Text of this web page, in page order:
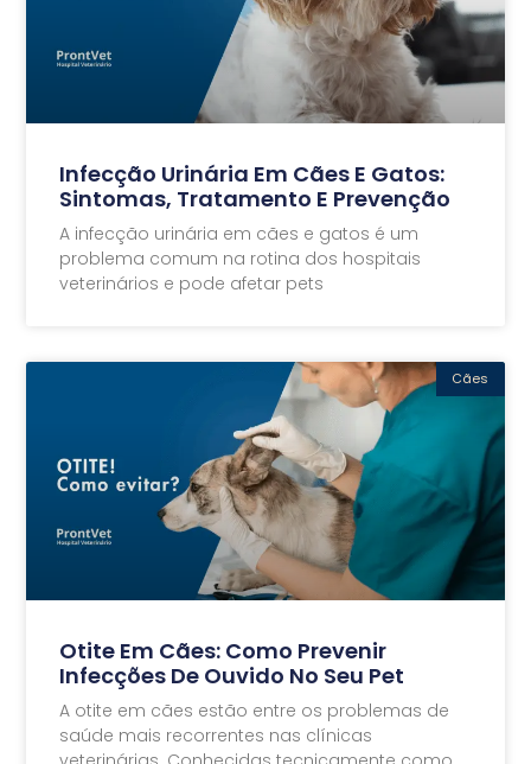
Infecção Urinária Em Cães E Gatos:
Sintomas, Tratamento E Prevenção
A infecção urinária em cães e gatos é um
problema comum na rotina dos hospitais
veterinários e pode afetar pets
Cães
Otite Em Cães: Como Prevenir
Infecções De Ouvido No Seu Pet
A otite em cães estão entre os problemas de
saúde mais recorrentes nas clínicas